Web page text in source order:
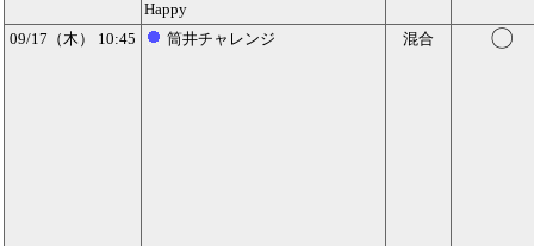
Happy
09/17（木） 10:45 筒井チャレンジ 混合 〇